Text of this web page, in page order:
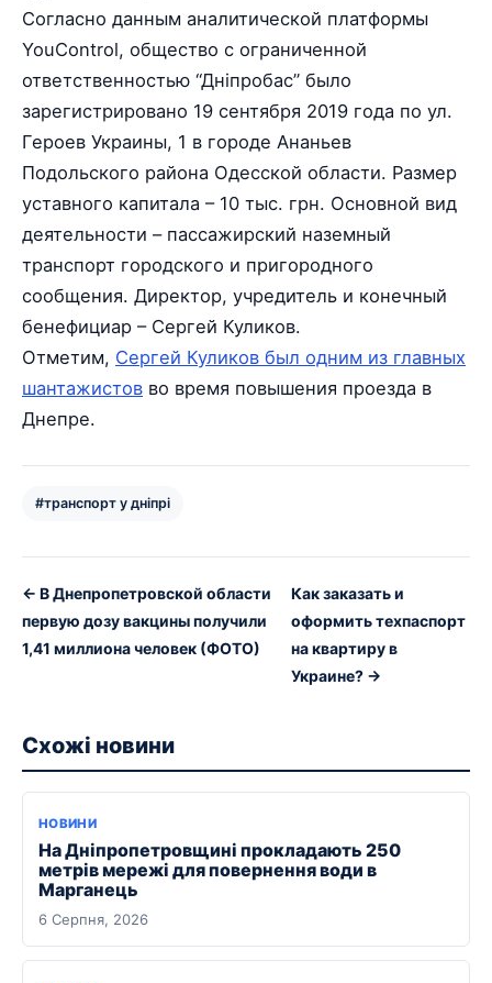
Согласно данным аналитической платформы
YouControl, общество с ограниченной
ответственностью “Дніпробас” было
зарегистрировано 19 сентября 2019 года по ул.
Героев Украины, 1 в городе Ананьев
Подольского района Одесской области. Размер
уставного капитала – 10 тыс. грн. Основной вид
деятельности – пассажирский наземный
транспорт городского и пригородного
сообщения. Директор, учредитель и конечный
бенефициар – Сергей Куликов.
Отметим, Сергей Куликов был одним из главных
шантажистов во время повышения проезда в
Днепре.
#транспорт у дніпрі
← В Днепропетровской области
первую дозу вакцины получили
1,41 миллиона человек (ФОТО)
Как заказать и
оформить техпаспорт
на квартиру в
Украине? →
Схожі новини
НОВИНИ
На Дніпропетровщині прокладають 250
метрів мережі для повернення води в
Марганець
6 Серпня, 2026